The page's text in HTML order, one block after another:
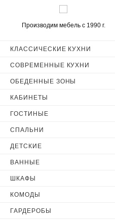
Производим мебель с 1990 г.
КЛАССИЧЕСКИЕ КУХНИ
СОВРЕМЕННЫЕ КУХНИ
ОБЕДЕННЫЕ ЗОНЫ
КАБИНЕТЫ
ГОСТИНЫЕ
СПАЛЬНИ
ДЕТСКИЕ
ВАННЫЕ
ШКАФЫ
КОМОДЫ
ГАРДЕРОБЫ